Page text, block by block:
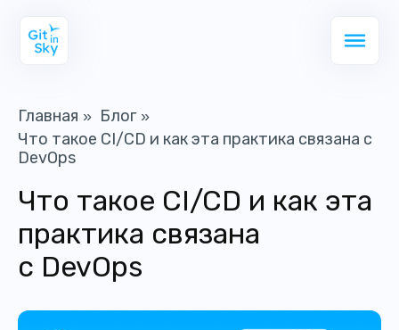
Главная » Блог »
Что такое CI/CD и как эта практика связана с
DevOps
Что такое CI/CD и как эта
практика связана
с DevOps